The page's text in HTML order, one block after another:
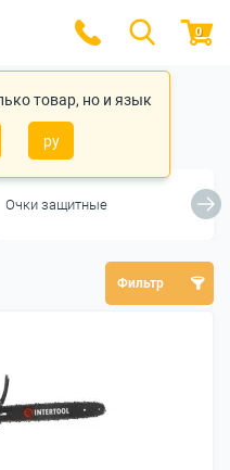
товар, но и язык
ру
0
Очки защитные
Фильтр